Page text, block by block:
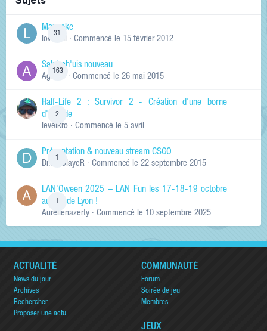
31
Manneke
lowskill · Commencé le 15 février 2012
163
Salut ch'uis nouveau
Ag0Nie · Commencé le 26 mai 2015
2
Half-Life 2 : Survivor 2 - Création d'une borne
d'arcade
levelkro · Commencé le 5 avril
1
Présentation & nouveau stream CSGO
Dr.KinSlayeR · Commencé le 22 septembre 2015
1
LAN'Oween 2025 – LAN Fun les 17-18-19 octobre
au sud de Lyon !
Aurelienazerty · Commencé le 10 septembre 2025
ACTUALITÉ
News du jour
Archives
Rechercher
Proposer une actu
COMMUNAUTÉ
Forum
Soirée de jeu
Membres
JEUX